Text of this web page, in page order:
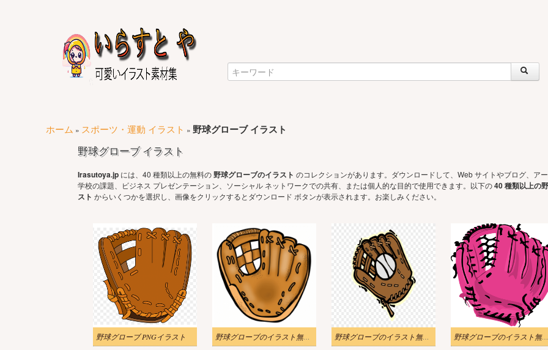
ホーム » スポーツ・運動 イラスト » 野球グローブ イラスト
野球グローブ イラスト
Irasutoya.jp には、40 種類以上の無料の野球グローブのイラスト のコレクションがあります。ダウンロードして、Web サイトやブログ、ア
学校の課題、ビジネス プレゼンテーション、ソーシャル ネットワークでの共有、または個人的な目的で使用できます。以下の40 種類以上の
スト からいくつかを選択し、画像をクリックするとダウンロード ボタンが表示されます。お楽しみください。
野球グローブ PNGイラスト 野球グローブのイラスト無料写真 野球グローブのイラスト無料画像 野球グローブのイラスト無料画像 2